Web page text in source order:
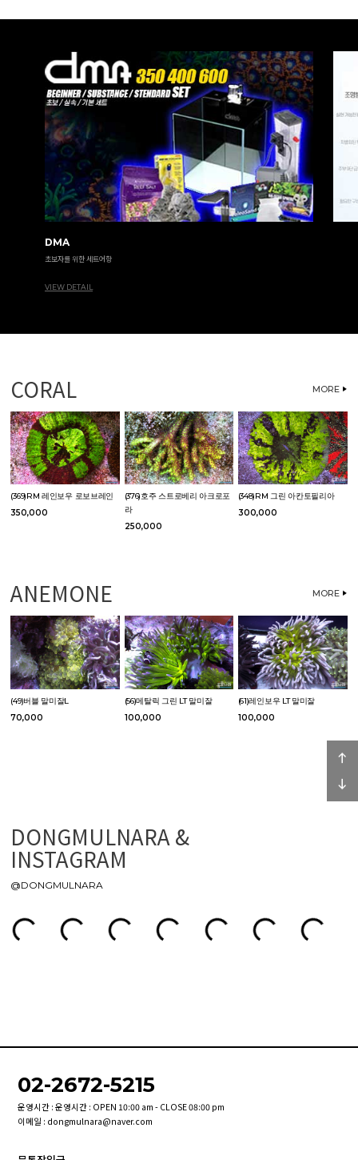
DMA
초보자를 위한 세트어항
VIEW DETAIL
CORAL MORE
(369)RM 레인보우 로보브레인
350,000
(376)호주 스트로베리 아크로포
라
250,000
(348)RM 그린 아칸토필리아
300,000
ANEMONE MORE
(49)버블 말미잘L
70,000
(56)메탈릭 그린 LT 말미잘
100,000
(61)레인보우 LT 말미잘
100,000
DONGMULNARA &
INSTAGRAM
@DONGMULNARA
02-2672-5215
운영시간 : 운영시간 : OPEN 10:00 am - CLOSE 08:00 pm
이메일 : dongmulnara@naver.com